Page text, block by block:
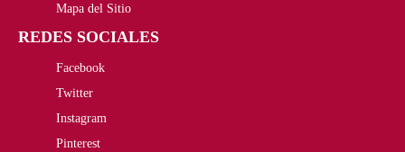
Mapa del Sitio
REDES SOCIALES
Facebook
Twitter
Instagram
Pinterest